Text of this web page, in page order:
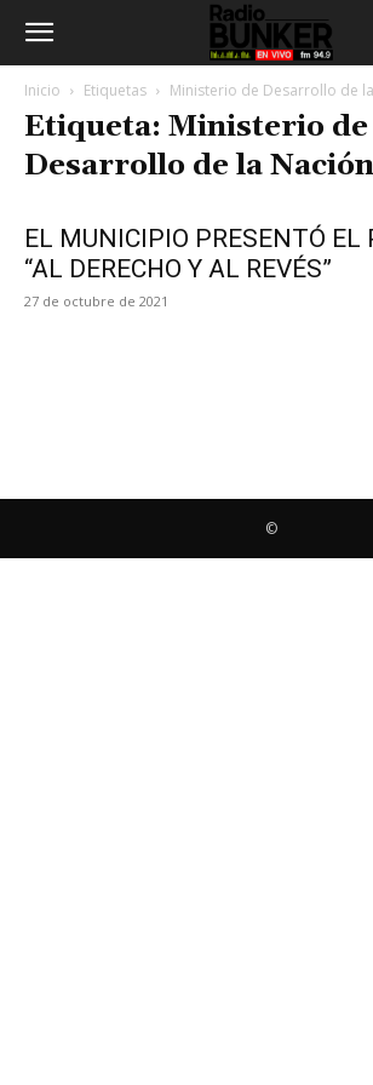
Inicio Etiquetas Ministerio de Desarrollo de
Etiqueta: Ministerio de
Desarrollo de la Nación
EL MUNICIPIO PRESENTÓ EL
“AL DERECHO Y AL REVÉS”
27 de octubre de 2021
©